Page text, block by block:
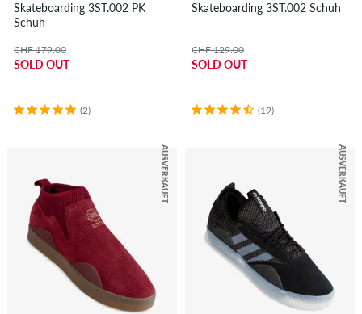
Skateboarding 3ST.002 PK
Schuh
CHF 179.00
SOLD OUT
(2)
Skateboarding 3ST.002 Schuh
CHF 129.00
SOLD OUT
(19)
AUSVERKAUFT AUSVERKAUFT